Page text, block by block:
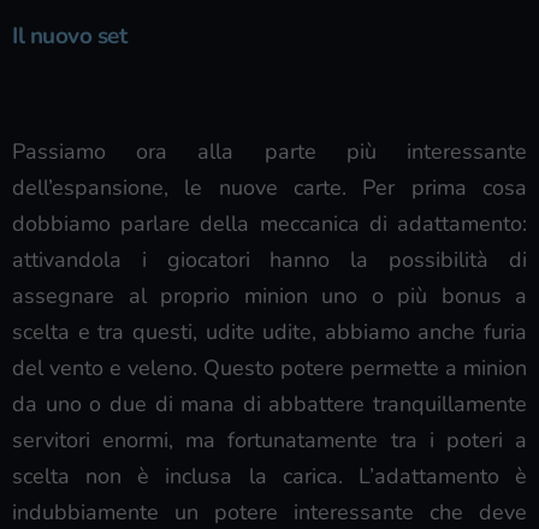
Il nuovo set
Passiamo ora alla parte più interessante
dell’espansione, le nuove carte. Per prima cosa
dobbiamo parlare della meccanica di adattamento:
attivandola i giocatori hanno la possibilità di
assegnare al proprio minion uno o più bonus a
scelta e tra questi, udite udite, abbiamo anche furia
del vento e veleno. Questo potere permette a minion
da uno o due di mana di abbattere tranquillamente
servitori enormi, ma fortunatamente tra i poteri a
scelta non è inclusa la carica. L’adattamento è
indubbiamente un potere interessante che deve